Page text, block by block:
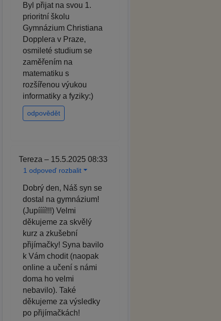
Byl přijat na svou 1.
prioritní školu
Gymnázium Christiana
Dopplera v Praze,
osmileté studium se
zaměřením na
matematiku s
rozšířenou výukou
informatiky a fyziky:)
odpovědět
Tereza – 15.5.2025 08:33
1 odpoveď rozbalit
Dobrý den, Náš syn se
dostal na gymnázium!
(Jupíííí!!!) Velmi
děkujeme za skvělý
kurz a zkušební
přijímačky! Syna bavilo
k Vám chodit (naopak
online a učení s námi
doma ho velmi
nebavilo). Také
děkujeme za výsledky
po přijímačkách!